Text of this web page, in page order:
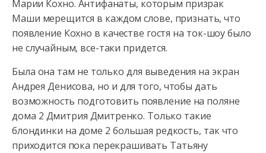
Марии Кохно. Антифанаты, которым призрак
Маши мерещится в каждом слове, признать, что
появление Кохно в качестве гостя на ток-шоу было
не случайным, все-таки придется.
Была она там не только для выведения на экран
Андрея Денисова, но и для того, чтобы дать
возможность подготовить появление на поляне
дома 2 Дмитрия Дмитренко. Только такие
блондинки на доме 2 большая редкость, так что
приходится пока перекрашивать Татьяну